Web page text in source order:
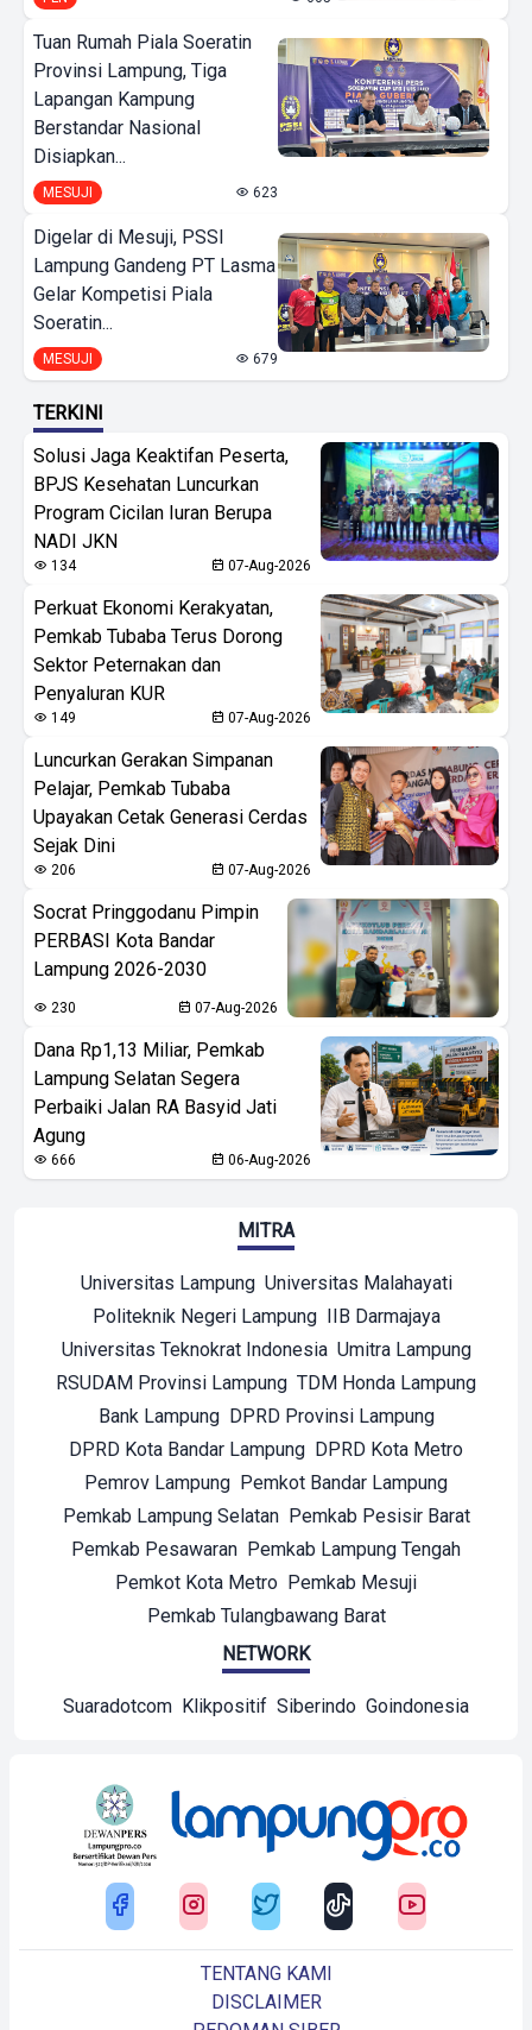
Tuan Rumah Piala Soeratin
Provinsi Lampung, Tiga
Lapangan Kampung
Berstandar Nasional
Disiapkan...
MESUJI 623
Digelar di Mesuji, PSSI
Lampung Gandeng PT Lasma
Gelar Kompetisi Piala
Soeratin...
MESUJI 679
TERKINI
Solusi Jaga Keaktifan Peserta,
BPJS Kesehatan Luncurkan
Program Cicilan Iuran Berupa
NADI JKN
134 07-Aug-2026
Perkuat Ekonomi Kerakyatan,
Pemkab Tubaba Terus Dorong
Sektor Peternakan dan
Penyaluran KUR
149 07-Aug-2026
Luncurkan Gerakan Simpanan
Pelajar, Pemkab Tubaba
Upayakan Cetak Generasi Cerdas
Sejak Dini
206 07-Aug-2026
Socrat Pringgodanu Pimpin
PERBASI Kota Bandar
Lampung 2026-2030
230 07-Aug-2026
Dana Rp1,13 Miliar, Pemkab
Lampung Selatan Segera
Perbaiki Jalan RA Basyid Jati
Agung
666 06-Aug-2026
MITRA
Universitas Lampung Universitas Malahayati
Politeknik Negeri Lampung IIB Darmajaya
Universitas Teknokrat Indonesia Umitra Lampung
RSUDAM Provinsi Lampung TDM Honda Lampung
Bank Lampung DPRD Provinsi Lampung
DPRD Kota Bandar Lampung DPRD Kota Metro
Pemrov Lampung Pemkot Bandar Lampung
Pemkab Lampung Selatan Pemkab Pesisir Barat
Pemkab Pesawaran Pemkab Lampung Tengah
Pemkot Kota Metro Pemkab Mesuji
Pemkab Tulangbawang Barat
NETWORK
Suaradotcom Klikpositif Siberindo Goindonesia
TENTANG KAMI
DISCLAIMER